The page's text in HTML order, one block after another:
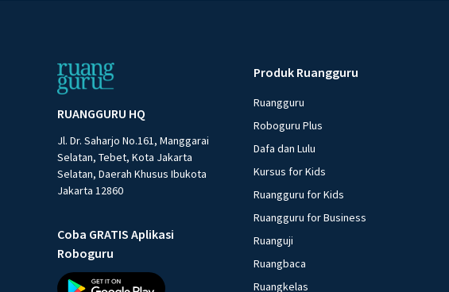
RUANGGURU HQ
Jl. Dr. Saharjo No.161, Manggarai
Selatan, Tebet, Kota Jakarta
Selatan, Daerah Khusus Ibukota
Jakarta 12860
Coba GRATIS Aplikasi
Roboguru
Produk Ruangguru
Ruangguru
Roboguru Plus
Dafa dan Lulu
Kursus for Kids
Ruangguru for Kids
Ruangguru for Business
Ruanguji
Ruangbaca
Ruangkelas